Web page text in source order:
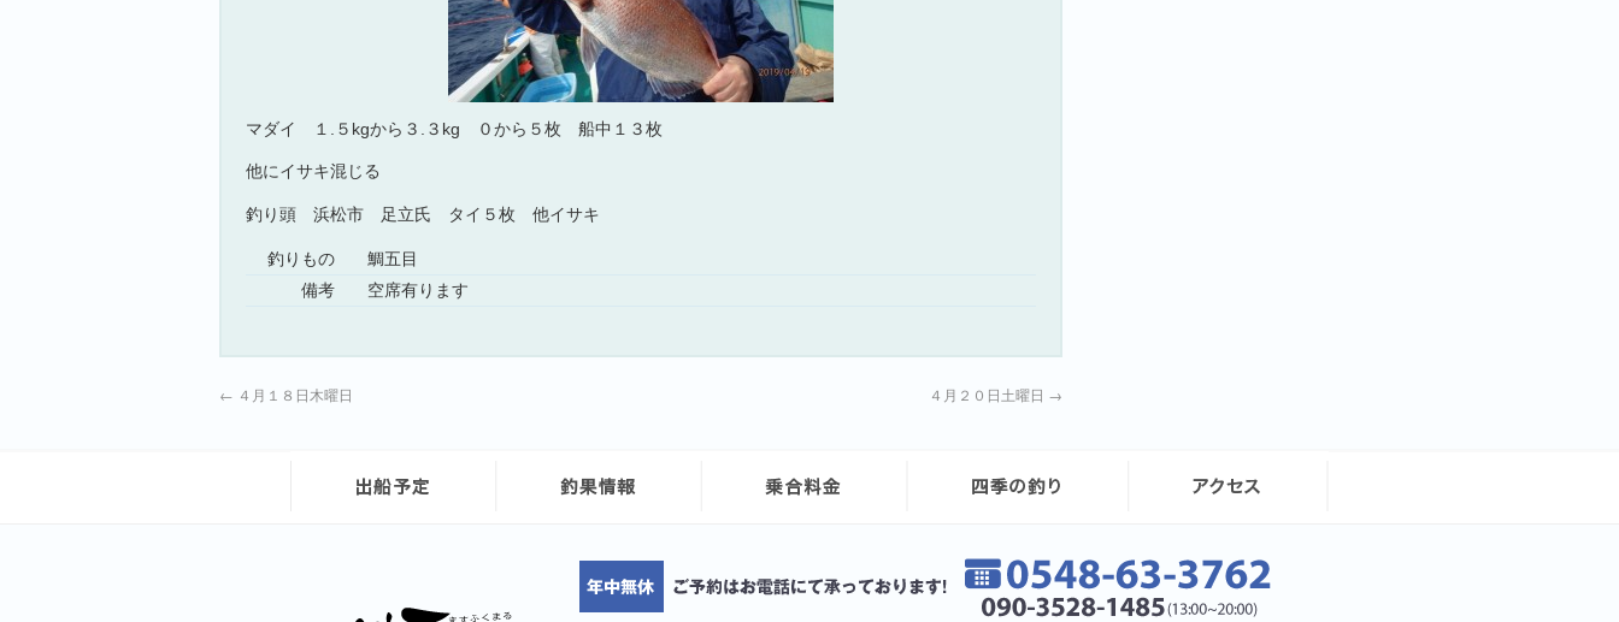
マダイ １.５kgから３.３kg ０から５枚 船中１３枚
他にイサキ混じる
釣り頭 浜松市 足立氏 タイ５枚 他イサキ
釣りもの
鯛五目
備考
空席有ります
← ４月１８日木曜日 ４月２０日土曜日 →